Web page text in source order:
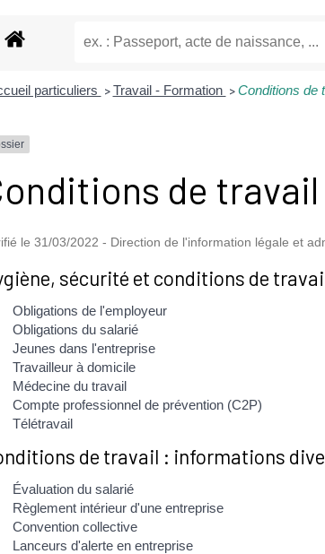
particuliers > Travail - Formation > Conditions de
de
le 31/03/2022 - Direction de l'information légale et
sécurité et conditions de
Obligations de l'employeur
Obligations du salarié
Jeunes dans l'entreprise
Travailleur à domicile
Médecine du travail
Compte professionnel de prévention (C2P)
Télétravail
de travail : informations
Évaluation du salarié
Règlement intérieur d'une entreprise
Convention collective
Lanceurs d'alerte en entreprise